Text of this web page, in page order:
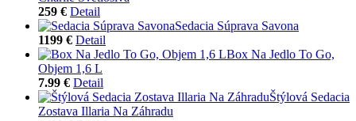
259 € Detail
Sedacia Súprava Savona
1199 € Detail
Box Na Jedlo To Go,
Objem 1,6 L
7.99 € Detail
Štýlová Sedacia
Zostava Illaria Na Záhradu